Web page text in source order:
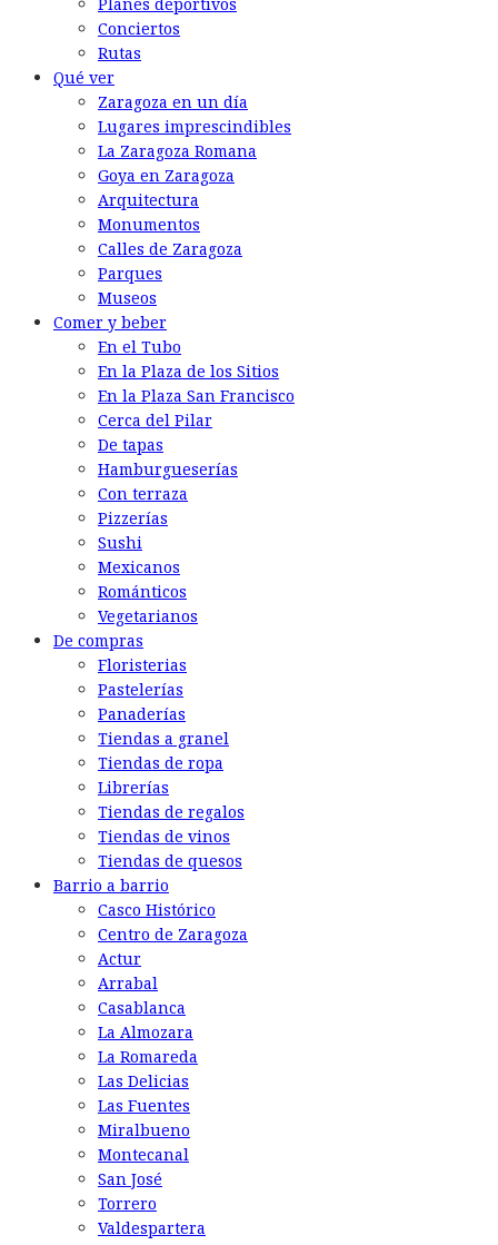
Conciertos
Rutas
Qué ver
Zaragoza en un día
Lugares imprescindibles
La Zaragoza Romana
Goya en Zaragoza
Arquitectura
Monumentos
Calles de Zaragoza
Parques
Museos
Comer y beber
En el Tubo
En la Plaza de los Sitios
En la Plaza San Francisco
Cerca del Pilar
De tapas
Hamburgueserías
Con terraza
Pizzerías
Sushi
Mexicanos
Románticos
Vegetarianos
De compras
Floristerias
Pastelerías
Panaderías
Tiendas a granel
Tiendas de ropa
Librerías
Tiendas de regalos
Tiendas de vinos
Tiendas de quesos
Barrio a barrio
Casco Histórico
Centro de Zaragoza
Actur
Arrabal
Casablanca
La Almozara
La Romareda
Las Delicias
Las Fuentes
Miralbueno
Montecanal
San José
Torrero
Valdespartera